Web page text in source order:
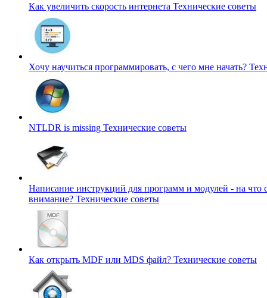
Как увеличить скорость интернета Технические советы
Хочу научиться программировать, с чего мне начать?
NTLDR is missing Технические советы
Написание инструкций для программ и модулей - на что
внимание? Технические советы
Как открыть MDF или MDS файл? Технические советы